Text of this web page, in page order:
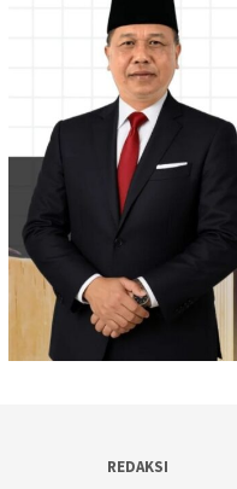
REDAKSI